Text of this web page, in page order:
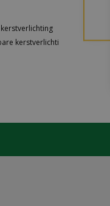
kerstverlichting
kerstverlichti